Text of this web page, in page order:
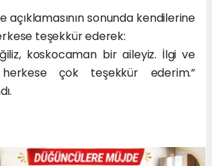
açıklamasının sonunda kendilerine
teşekkür ederek:
koskocaman bir aileyiz. İlgi ve
çok teşekkür ederim.”